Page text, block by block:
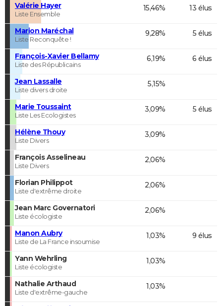
Valérie Hayer
Liste Ensemble
15,46% 13 élus
Marion Maréchal
Liste Reconquête !
9,28% 5 élus
François-Xavier Bellamy
Liste des Républicains
6,19% 6 élus
Jean Lassalle
Liste divers droite
5,15%
Marie Toussaint
Liste Les Ecologistes
3,09% 5 élus
Hélène Thouy
Liste Divers
3,09%
François Asselineau
Liste Divers
2,06%
Florian Philippot
Liste d'extrême droite
2,06%
Jean Marc Governatori
Liste écologiste
2,06%
Manon Aubry
Liste de La France insoumise
1,03% 9 élus
Yann Wehrling
Liste écologiste
1,03%
Nathalie Arthaud
Liste d'extrême-gauche
1,03%